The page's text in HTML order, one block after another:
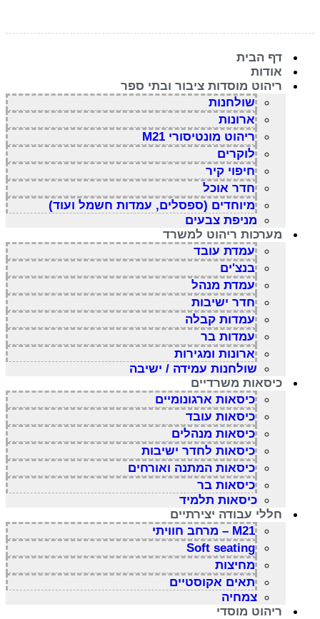
דף הבית
אודות
ריהוט מוסדות ציבור ובתי ספר
שולחנות
ארונות
ריהוט מונטיסורי M21
לוקרים
חיפוי קיר
חדר אוכל
מיוחדים (ספסלים, עמדות חשמל ועוד)
מניפת צבעים
מערכות ריהוט למשרד
עמדת עובד
בנצ'ים
עמדת מנהל
חדר ישיבות
עמדות קבלה
עמדות בר
ארונות ומגירות
שולחנות עמידה / ישיבה
כיסאות משרדיים
כיסאות ארגונומיים
כיסאות עובד
כיסאות מנהלים
כיסאות לחדר ישיבות
כיסאות המתנה ואורחים
כיסאות בר
כיסאות תלמיד
חללי עבודה יצירתיים
M21 – מרחב חוויתי
Soft seating
מחיצות
תאים אקוסטיים
צמחיה
ריהוט מוסדי